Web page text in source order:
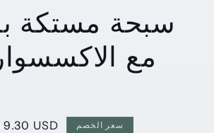
سبحة مستكة
مع
9.30 USD سعر الخصم